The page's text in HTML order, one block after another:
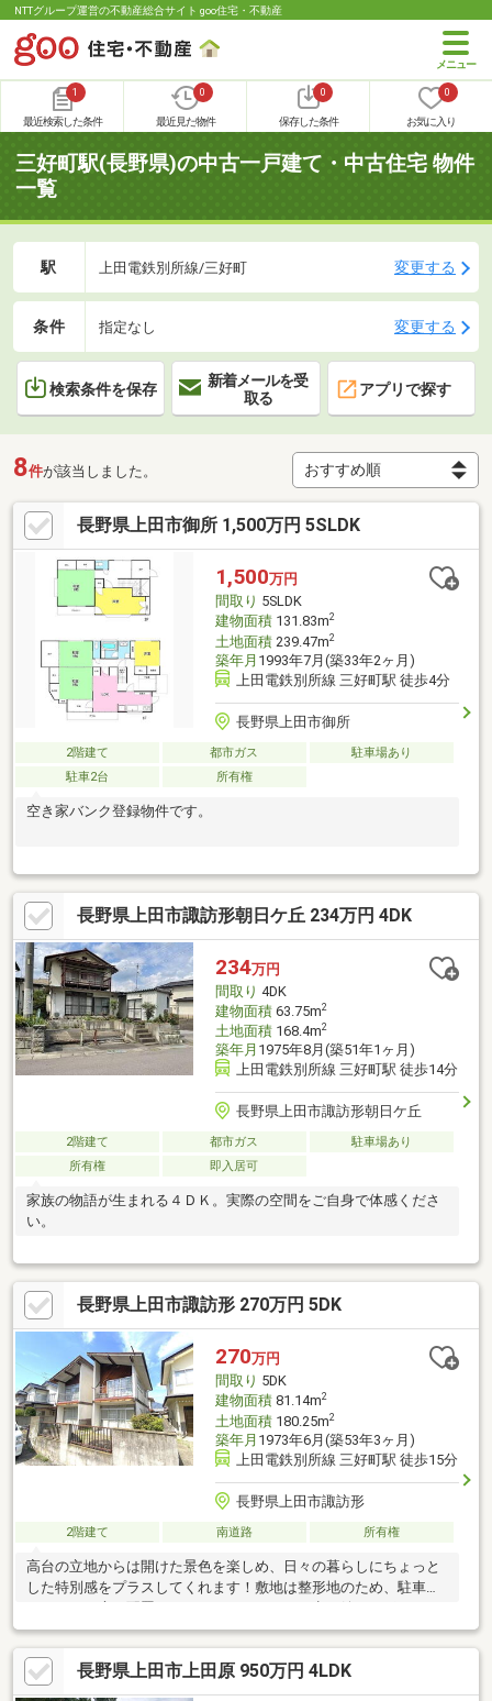
NTTグループ運営の不動産総合サイト goo住宅・不動産
1
最近検索した条件
0
最近見た物件
0
保存した条件
0
お気に入り
三好町駅(長野県)の中古一戸建て・中古住宅 物件
一覧
駅 上田電鉄別所線/三好町 変更する
条件 指定なし 変更する
検索条件を保存
新着メールを受
取る
アプリで探す
8件が該当しました。
長野県上田市御所 1,500万円 5SLDK
1,500万円
間取り 5SLDK
建物面積131.83m2
土地面積239.47m2
築年月 1993年7月(築33年2ヶ月)
上田電鉄別所線 三好町駅 徒歩4分
長野県上田市御所
2階建て 都市ガス
駐車場あり
駐車2台
所有権
空き家バンク登録物件です。
長野県上田市諏訪形朝日ケ丘 234万円 4DK
234万円
間取り 4DK
建物面積63.75m2
土地面積168.4m2
築年月 1975年8月(築51年1ヶ月)
上田電鉄別所線 三好町駅 徒歩14分
長野県上田市諏訪形朝日ケ丘
2階建て 都市ガス
駐車場あり
所有権
即入居可
家族の物語が生まれる４ＤＫ。実際の空間をご自身で体感くださ
い。
長野県上田市諏訪形 270万円 5DK
270万円
間取り 5DK
建物面積81.14m2
土地面積180.25m2
築年月 1973年6月(築53年3ヶ月)
上田電鉄別所線 三好町駅 徒歩15分
長野県上田市諏訪形
2階建て 南道路 所有権
高台の立地からは開けた景色を楽しめ、日々の暮らしにちょっと
した特別感をプラスしてくれます！敷地は整形地のため、駐車ス
建物はコンパクトな約81㎡で、リフォームを取り入れながら自分
らしい住まいづくりを楽しむのもおすすめです。価格面からも検
討しやすく、はじめてのマイホームやセカンドハウスにもぴった
り！(備考：・令和8年度 固定資産税・都市計画税 26，102
長野県上田市上田原 950万円 4LDK